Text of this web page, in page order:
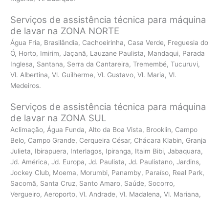
Serviços de assistência técnica para máquina
de lavar na ZONA NORTE
Água Fria, Brasilândia, Cachoeirinha, Casa Verde, Freguesia do
Ó, Horto, Imirim, Jaçanã, Lauzane Paulista, Mandaqui, Parada
Inglesa, Santana, Serra da Cantareira, Tremembé, Tucuruvi,
Vl. Albertina, Vl. Guilherme, Vl. Gustavo, Vl. Maria, Vl.
Medeiros.
Serviços de assistência técnica para máquina
de lavar na ZONA SUL
Aclimação, Água Funda, Alto da Boa Vista, Brooklin, Campo
Belo, Campo Grande, Cerqueira César, Chácara Klabin, Granja
Julieta, Ibirapuera, Interlagos, Ipiranga, Itaim Bibi, Jabaquara,
Jd. América, Jd. Europa, Jd. Paulista, Jd. Paulistano, Jardins,
Jockey Club, Moema, Morumbi, Panamby, Paraíso, Real Park,
Sacomã, Santa Cruz, Santo Amaro, Saúde, Socorro,
Vergueiro, Aeroporto, Vl. Andrade, Vl. Madalena, Vl. Mariana,